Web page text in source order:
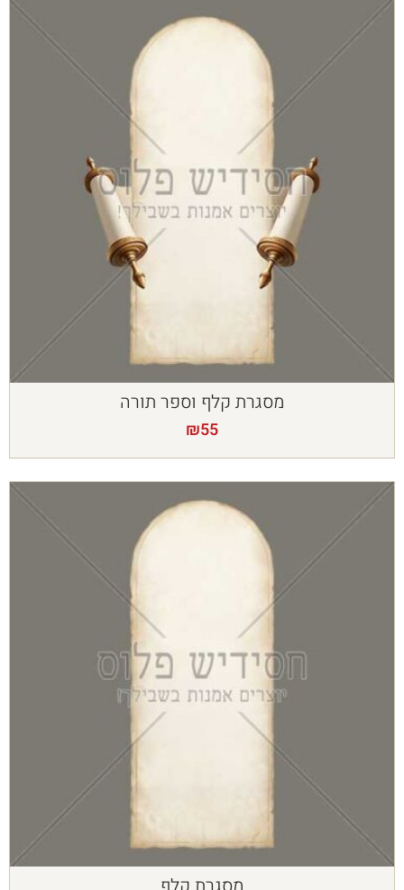
מסגרת קלף וספר תורה
₪55